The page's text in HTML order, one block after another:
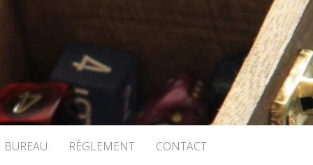
BUREAU RÈGLEMENT CONTACT